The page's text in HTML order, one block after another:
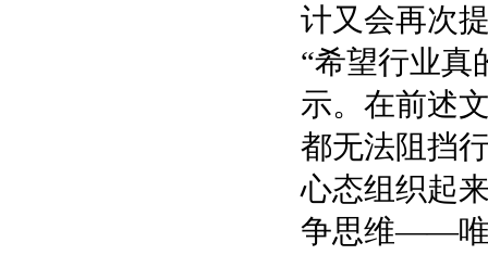
计又会再次
“希望行业真
示。在前述
都无法阻挡
心态组织起
争思维——唯